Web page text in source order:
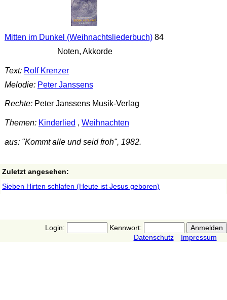
Mitten im Dunkel (Weihnachtsliederbuch)84
Noten, Akkorde
Text: Rolf Krenzer
Melodie: Peter Janssens
Rechte:Peter Janssens Musik-Verlag
Themen: Kinderlied , Weihnachten
aus: "Kommt alle und seid froh", 1982.
Zuletzt angesehen:
Sieben Hirten schlafen (Heute ist Jesus geboren)
Login:
Kennwort:
Datenschutz
Impressum